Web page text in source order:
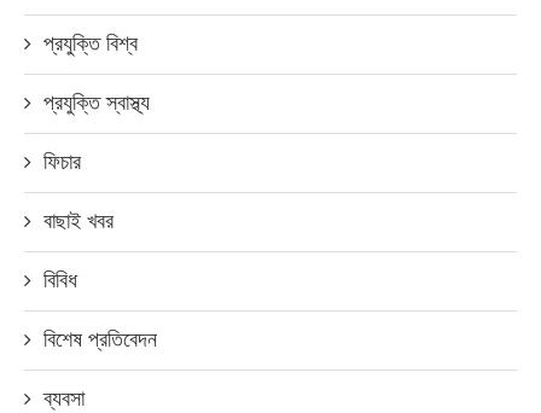
প্রযুক্তি বিশ্ব
প্রযুক্তি স্বাস্থ্য
ফিচার
বাছাই খবর
বিবিধ
বিশেষ প্রতিবেদন
ব্যবসা